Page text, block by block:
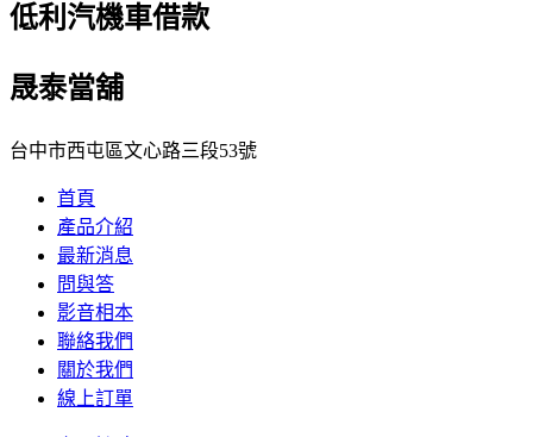
低利汽機車借款
晟泰當舖
台中市西屯區文心路三段53號
首頁
產品介紹
最新消息
問與答
影音相本
聯絡我們
關於我們
線上訂單